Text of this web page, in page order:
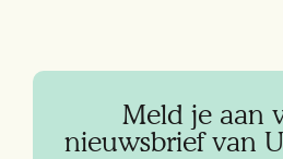
Meld je aan
nieuwsbrief van